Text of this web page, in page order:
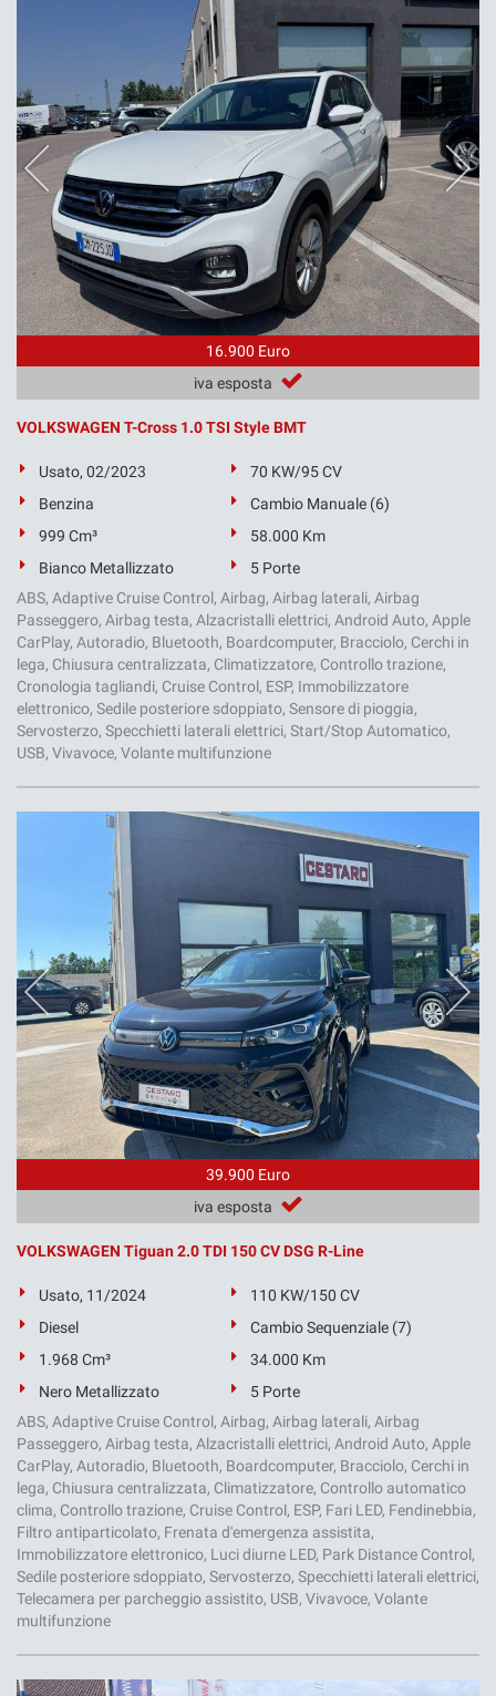
16.900 Euro
iva esposta
VOLKSWAGEN T-Cross 1.0 TSI Style BMT
Usato, 02/2023
70 KW/95 CV
Benzina
Cambio Manuale (6)
999 Cm³
58.000 Km
Bianco Metallizzato
5 Porte
ABS, Adaptive Cruise Control, Airbag, Airbag laterali, Airbag
Passeggero, Airbag testa, Alzacristalli elettrici, Android Auto, Apple
CarPlay, Autoradio, Bluetooth, Boardcomputer, Bracciolo, Cerchi in
lega, Chiusura centralizzata, Climatizzatore, Controllo trazione,
Cronologia tagliandi, Cruise Control, ESP, Immobilizzatore
elettronico, Sedile posteriore sdoppiato, Sensore di pioggia,
Servosterzo, Specchietti laterali elettrici, Start/Stop Automatico,
USB, Vivavoce, Volante multifunzione
39.900 Euro
iva esposta
VOLKSWAGEN Tiguan 2.0 TDI 150 CV DSG R-Line
Usato, 11/2024
110 KW/150 CV
Diesel
Cambio Sequenziale (7)
1.968 Cm³
34.000 Km
Nero Metallizzato
5 Porte
ABS, Adaptive Cruise Control, Airbag, Airbag laterali, Airbag
Passeggero, Airbag testa, Alzacristalli elettrici, Android Auto, Apple
CarPlay, Autoradio, Bluetooth, Boardcomputer, Bracciolo, Cerchi in
lega, Chiusura centralizzata, Climatizzatore, Controllo automatico
clima, Controllo trazione, Cruise Control, ESP, Fari LED, Fendinebbia,
Filtro antiparticolato, Frenata d'emergenza assistita,
Immobilizzatore elettronico, Luci diurne LED, Park Distance Control,
Sedile posteriore sdoppiato, Servosterzo, Specchietti laterali elettrici,
Telecamera per parcheggio assistito, USB, Vivavoce, Volante
multifunzione